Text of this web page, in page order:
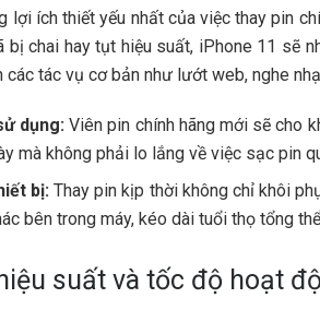
lợi ích thiết yếu nhất của việc thay pin
bị chai hay tụt hiệu suất, iPhone 11 sẽ
các tác vụ cơ bản như lướt web, nghe
dụng:Viên pin chính hãng mới sẽ cho
mà không phải lo lắng về việc sạc pin
bị: Thay pin kịp thời không chỉ khôi
bên trong máy, kéo dài tuổi thọ tổng
suất và tốc độ hoạt